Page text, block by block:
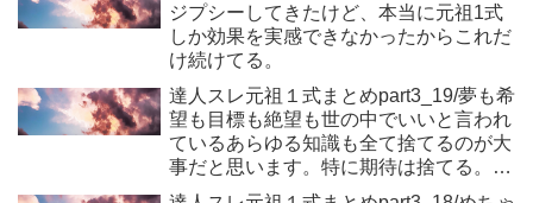
ジプシーしてきたけど、本当に元祖1式
しか効果を実感できなかったからこれだ
け続けてる。
達人スレ元祖１式まとめpart3_19/夢も希
望も目標も絶望も世の中でいいと言われ
ているあらゆる知識も全て捨てるのが大
事だと思います。特に期待は捨てる。頭
の中は真っ白。